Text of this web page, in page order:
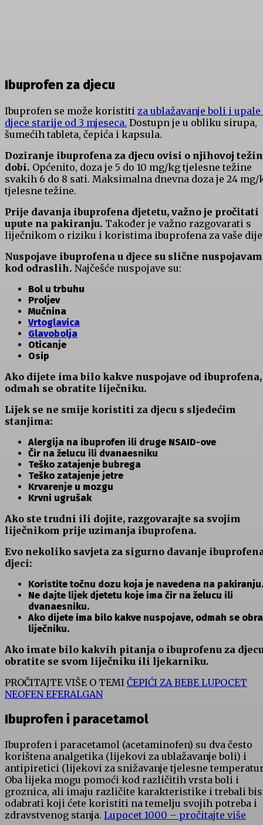
Ibuprofen za djecu
Ibuprofen se može koristiti za ublažavanje boli i upale
djece starije od 3 mjeseca. Dostupn je u obliku sirupa,
šumećih tableta, čepića i kapsula.
Doziranje ibuprofena za djecu ovisi o njihovoj
dobi. Općenito, doza je 5 do 10 mg/kg tjelesne težine
svakih 6 do 8 sati. Maksimalna dnevna doza je 24 mg/
tjelesne težine.
Prije davanja ibuprofena djetetu, važno je pročitati
upute na pakiranju. Također je važno razgovarati s
liječnikom o riziku i koristima ibuprofena za vaše
Nuspojave ibuprofena u djece su slične
kod odraslih. Najčešće nuspojave su:
Bol u trbuhu
Proljev
Mučnina
Vrtoglavica
Glavobolja
Oticanje
Osip
Ako dijete ima bilo kakve nuspojave od ibuprofena,
odmah se obratite liječniku.
Lijek se ne smije koristiti za djecu s sljedećim
stanjima:
Alergija na ibuprofen ili druge NSAID-ove
Čir na želucu ili dvanaesniku
Teško zatajenje bubrega
Teško zatajenje jetre
Krvarenje u mozgu
Krvni ugrušak
Ako ste trudni ili dojite, razgovarajte sa svojim
liječnikom prije uzimanja ibuprofena.
Evo nekoliko savjeta za sigurno davanje
djeci:
Koristite točnu dozu koja je navedena na pakiranju.
Ne dajte lijek djetetu koje ima čir na želucu ili
dvanaesniku.
Ako dijete ima bilo kakve nuspojave, odmah se
liječniku.
Ako imate bilo kakvih pitanja o ibuprofenu za
obratite se svom liječniku ili ljekarniku.
PROČITAJTE VIŠE O TEMI ČEPIĆI ZA BEBE LUPOCET
NEOFEN EFERALGAN
Ibuprofen i paracetamol
Ibuprofen i paracetamol (acetaminofen) su dva često
korištena analgetika (lijekovi za ublažavanje boli) i
antipiretici (lijekovi za snižavanje tjelesne
Oba lijeka mogu pomoći kod različitih vrsta boli i
groznica, ali imaju različite karakteristike i trebali
odabrati koji ćete koristiti na temelju svojih potreba i
zdravstvenog stanja. Lupocet 1000 – pročitajte više